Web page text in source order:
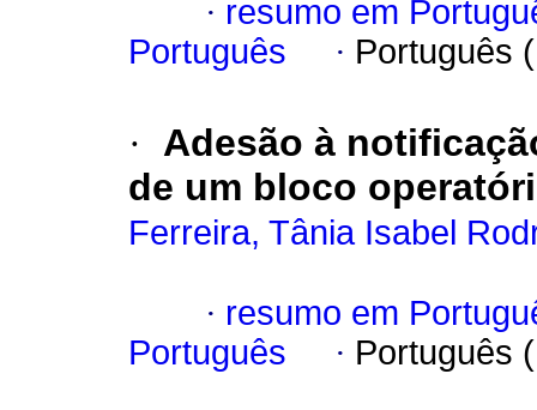
· resumo em
Português
· Português
·
Adesão à
de um bloco
Ferreira, Tânia Isabel
· resumo em
Português
· Português